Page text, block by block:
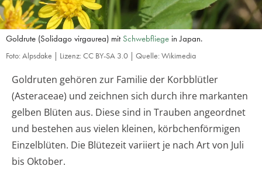
Goldrute (Solidago virgaurea) mit Schwebfliege in Japan.
Foto: Alpsdake | Lizenz: CC BY-SA 3.0 | Quelle: Wikimedia
Goldruten gehören zur Familie der Korbblütler
(Asteraceae) und zeichnen sich durch ihre markanten
gelben Blüten aus. Diese sind in Trauben angeordnet
und bestehen aus vielen kleinen, körbchenförmigen
Einzelblüten. Die Blütezeit variiert je nach Art von Juli
bis Oktober.